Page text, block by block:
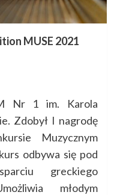
MUSE 2021
Nr 1 im. Karola
Zdobył I nagrodę
Muzycznym
odbywa się pod
greckiego
młodym